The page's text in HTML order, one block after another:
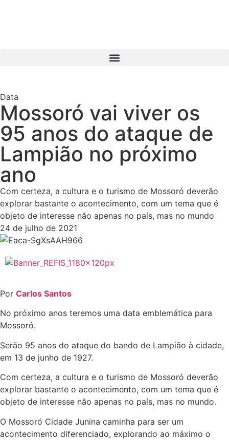
Data
Mossoró vai viver os
95 anos do ataque de
Lampião no próximo
ano
Com certeza, a cultura e o turismo de Mossoró deverão
explorar bastante o acontecimento, com um tema que é
objeto de interesse não apenas no país, mas no mundo
24 de julho de 2021
Por Carlos Santos
No próximo anos teremos uma data emblemática para
Mossoró.
Serão 95 anos do ataque do bando de Lampião à cidade,
em 13 de junho de 1927.
Com certeza, a cultura e o turismo de Mossoró deverão
explorar bastante o acontecimento, com um tema que é
objeto de interesse não apenas no país, mas no mundo.
O Mossoró Cidade Junina caminha para ser um
acontecimento diferenciado, explorando ao máximo o